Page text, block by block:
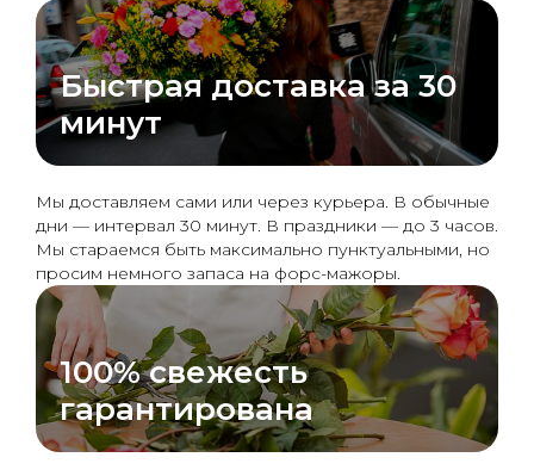
Быстрая доставка за 30
минут
Мы доставляем сами или через курьера. В обычные
дни — интервал 30 минут. В праздники — до 3 часов.
Мы стараемся быть максимально пунктуальными, но
просим немного запаса на форс-мажоры.
100% свежесть
гарантирована